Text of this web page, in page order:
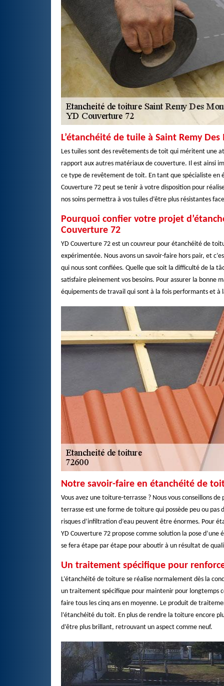
L’étanchéité de tuile à Saint Remy
Les tuiles sont des revêtements de toit qui méritent une
rapport aux autres matériaux de couverture. Il est ainsi
ce type de revêtement de toit. En tant que spécialiste en
Couverture 72 peut se tenir à votre disposition pour
nos soins permettra à vos tuiles d’être plus résistantes
Pourquoi confier votre projet
Couverture 72
YD Couverture 72 est un couvreur pour étanchéité de
expérimentée. Nous avons un savoir-faire hors pair, et
qui nous sont confiées. Quelle que soit la difficulté de la
satisfaire pleinement vos besoins. Pour assurer la bonne
équipements de travail qui sont à la fois performants et à
Notre savoir-faire en étanchéité de
Vous avez une toiture-terrasse ? Nous vous conseillons
terrasse est une forme de toiture qui possède peu ou
risques d’infiltration d’eau peuvent être énormes. Pour
YD Couverture 72 propose comme solution la pose
se fera étape par étape pour aboutir à un résultat de
Un traitement spécifique pour
L’étanchéité de toiture se réalise normalement dès la
un traitement spécifique pour maintenir pour longtemps
faire tous les cinq ans en moyenne. Le produit de
l’étanchéité du toit. En plus de rendre la toiture encore
d’être plus brillant, retrouvant un aspect comme neuf.